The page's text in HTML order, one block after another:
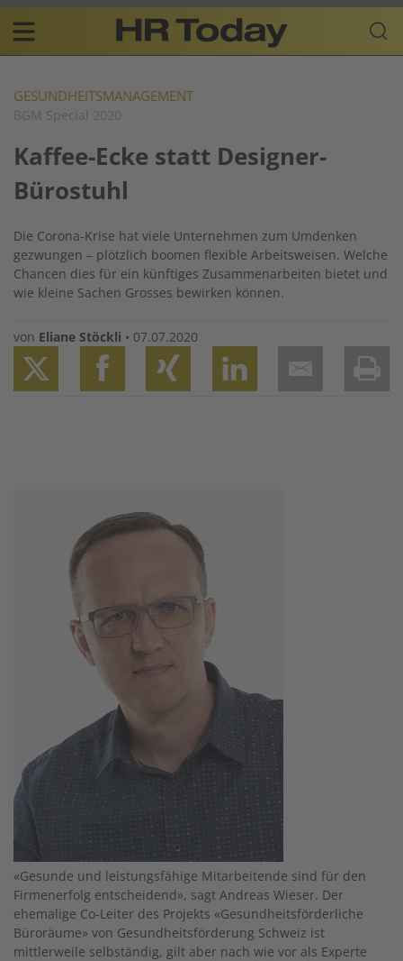
Skip
content
Plattform
für
Resources
navigation
DE
GESUNDHEITSMANAGEMENT
BGM Special 2020
Kaffee-Ecke statt Designer-
Bürostuhl
Die Corona-Krise hat viele Unternehmen zum Umdenken
gezwungen – plötzlich boomen flexible ­Arbeitsweisen. Welche
Chancen dies für ein künftiges Zusammenarbeiten bietet und
wie kleine Sachen Grosses bewirken können.
von Eliane Stöckli • 07.07.2020
«Gesunde und leistungsfähige Mitarbeitende sind für den
Firmenerfolg entscheidend», sagt Andreas Wieser. Der
ehemalige Co-Leiter des Projekts «Gesundheitsförderliche
Büroräume» von Gesundheitsförderung Schweiz ist
mittlerweile selbständig, gilt aber nach wie vor als Experte